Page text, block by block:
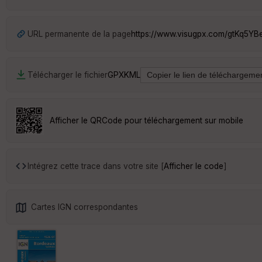
URL permanente de la pagehttps://www.visugpx.com/
Télécharger le fichierGPXKML
Afficher le QRCode pour téléchargement sur mobile
Intégrez cette trace dans votre site [Afficher le code]
Cartes IGN correspondantes